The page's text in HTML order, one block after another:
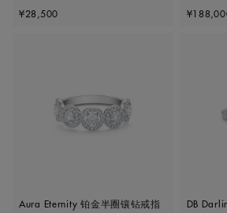
Original price
¥28,500
Aura Eternity 铂金半圈镶钻戒指
DB